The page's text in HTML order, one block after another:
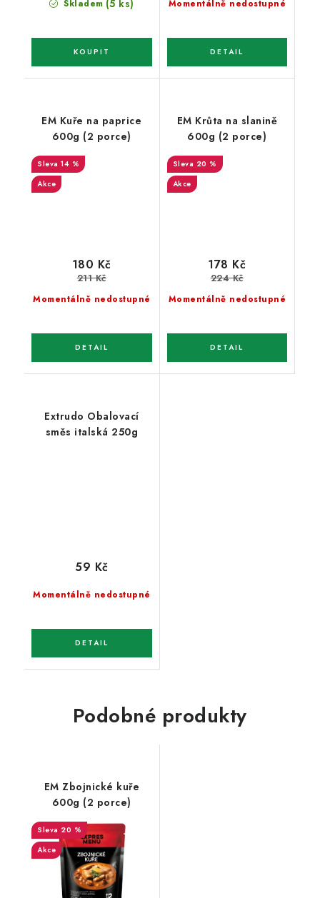
Skladem (5 ks) Momentálně nedostupné
EM Kuře na paprice
600g (2 porce)
14 %
Akce
Momentálně nedostupné
180 Kč
211 Kč
EM Krůta na slanině
600g (2 porce)
20 %
Akce
Momentálně nedostupné
178 Kč
224 Kč
Extrudo Obalovací
směs italská 250g
Momentálně nedostupné
59 Kč
Podobné produkty
EM Zbojnické kuře
600g (2 porce)
20 %
Akce